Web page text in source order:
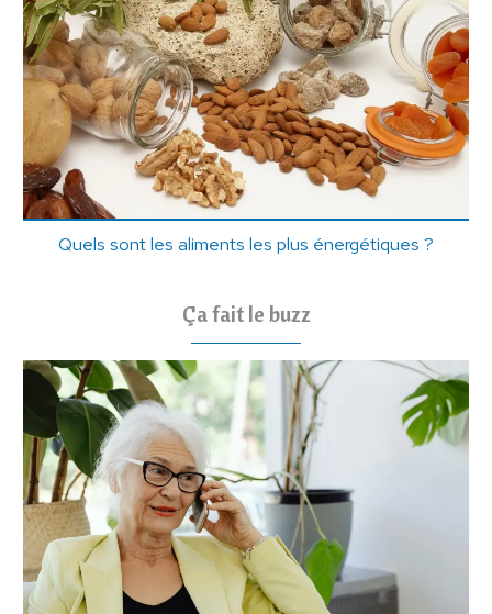
Quels sont les aliments les plus énergétiques ?
Ça fait le buzz